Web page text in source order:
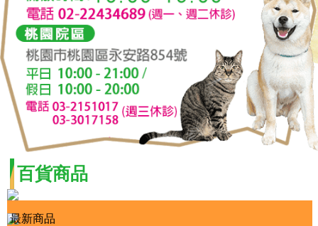
百貨商品
最新商品